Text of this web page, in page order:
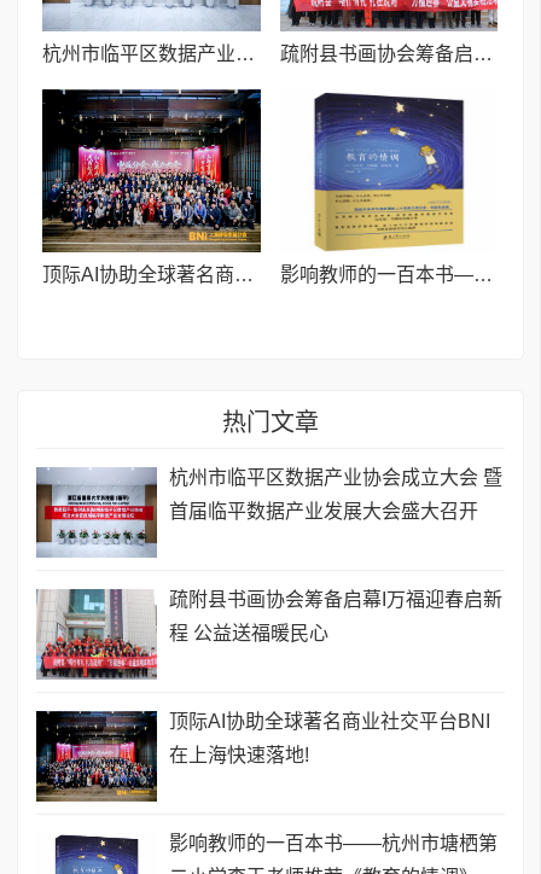
杭州市临平区数据产业协会成立大会 暨首届临平数据产业发展大会盛大召开 疏附县书画协会筹备启幕I万福迎春启新程 公益送福暖民心
顶际AI协助全球著名商业社交平台BNI在上海快速落地! 影响教师的一百本书——杭州市塘栖第二小学李玉老师推荐《教育的情调》
热门文章
杭州市临平区数据产业协会成立大会 暨
首届临平数据产业发展大会盛大召开
疏附县书画协会筹备启幕I万福迎春启新
程 公益送福暖民心
顶际AI协助全球著名商业社交平台BNI
在上海快速落地!
影响教师的一百本书——杭州市塘栖第